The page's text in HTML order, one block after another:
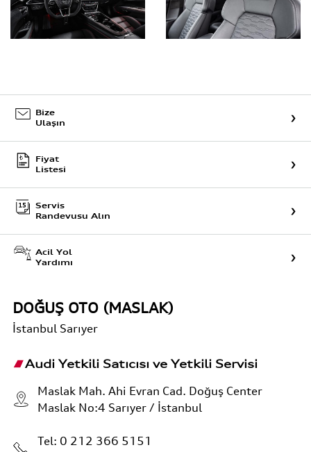
Bize
Ulaşın
Fiyat
Listesi
Servis
Randevusu Alın
Acil Yol
Yardımı
DOĞUŞ OTO (MASLAK)
İstanbul Sarıyer
Audi Yetkili Satıcısı ve Yetkili Servisi
Maslak Mah. Ahi Evran Cad. Doğuş Center
Maslak No:4 Sarıyer / İstanbul
Tel: 0 212 366 5151